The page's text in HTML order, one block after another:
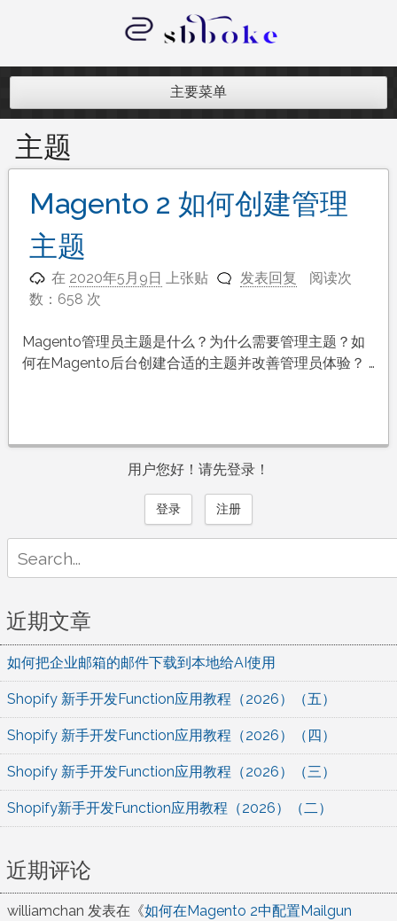
内
记录跨境电商独立站开发遇到的点点
主要菜单
主题
Magento 2 如何创建管理
主题
在 2020年5月9日 上张贴 发表回复
阅读次
数：658 次
Magento管理员主题是什么？为什么需要管理主题？如
何在Magento后台创建合适的主题并改善管理员体验？ …
用户您好！请先登录！
登录 注册
for:
近期文章
如何把企业邮箱的邮件下载到本地给AI使用
Shopify 新手开发Function应用教程（2026）（五）
Shopify 新手开发Function应用教程（2026）（四）
Shopify 新手开发Function应用教程（2026）（三）
Shopify新手开发Function应用教程（2026）（二）
近期评论
williamchan 发表在《如何在Magento 2中配置Mailgun